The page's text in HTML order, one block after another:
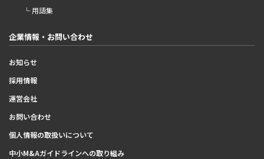
└ 用語集
企業情報・お問い合わせ
お知らせ
採用情報
運営会社
お問い合わせ
個人情報の取扱いについて
中小M&Aガイドラインへの取り組み